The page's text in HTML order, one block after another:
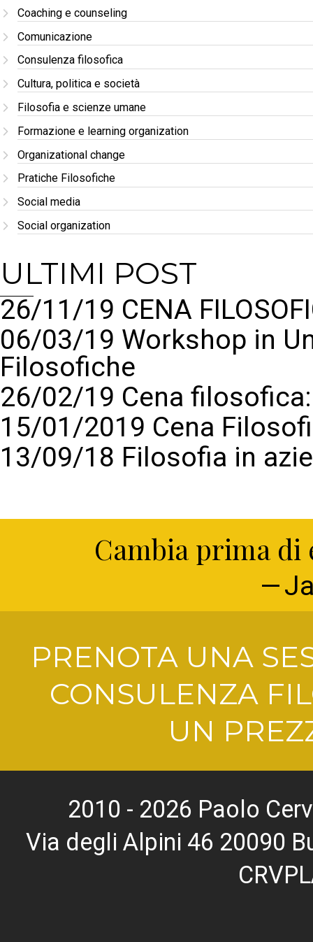
Coaching e counseling
Comunicazione
Consulenza filosofica
Cultura, politica e società
Filosofia e scienze umane
Formazione e learning organization
Organizational change
Pratiche Filosofiche
Social media
Social organization
ULTIMI POST
26/11/19 CENA
06/03/19 Workshop in
Filosofiche
26/02/19 Cena filosofica:
15/01/2019 Cena
13/09/18 Filosofia in
Cambia prima di
PRENOTA UNA
CONSULENZA
UN
2010 - 2026 Paolo
Via degli Alpini 46 20090